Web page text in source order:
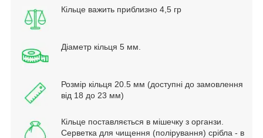
Кільце важить приблизно 4,5 гр
Діаметр кільця 5 мм.
Розмір кільця 20.5 мм (доступні до замовлення
від 18 до 23 мм)
Кільце поставляється в мішечку з органзи.
Серветка для чищення (полірування) срібла - в